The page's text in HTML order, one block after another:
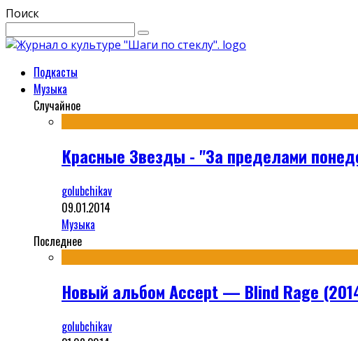
Поиск
Подкасты
Музыка
Случайное
Красные Звезды - "За пределами
golubchikav
09.01.2014
Музыка
Последнее
Новый альбом Accept — Blind Rage
golubchikav